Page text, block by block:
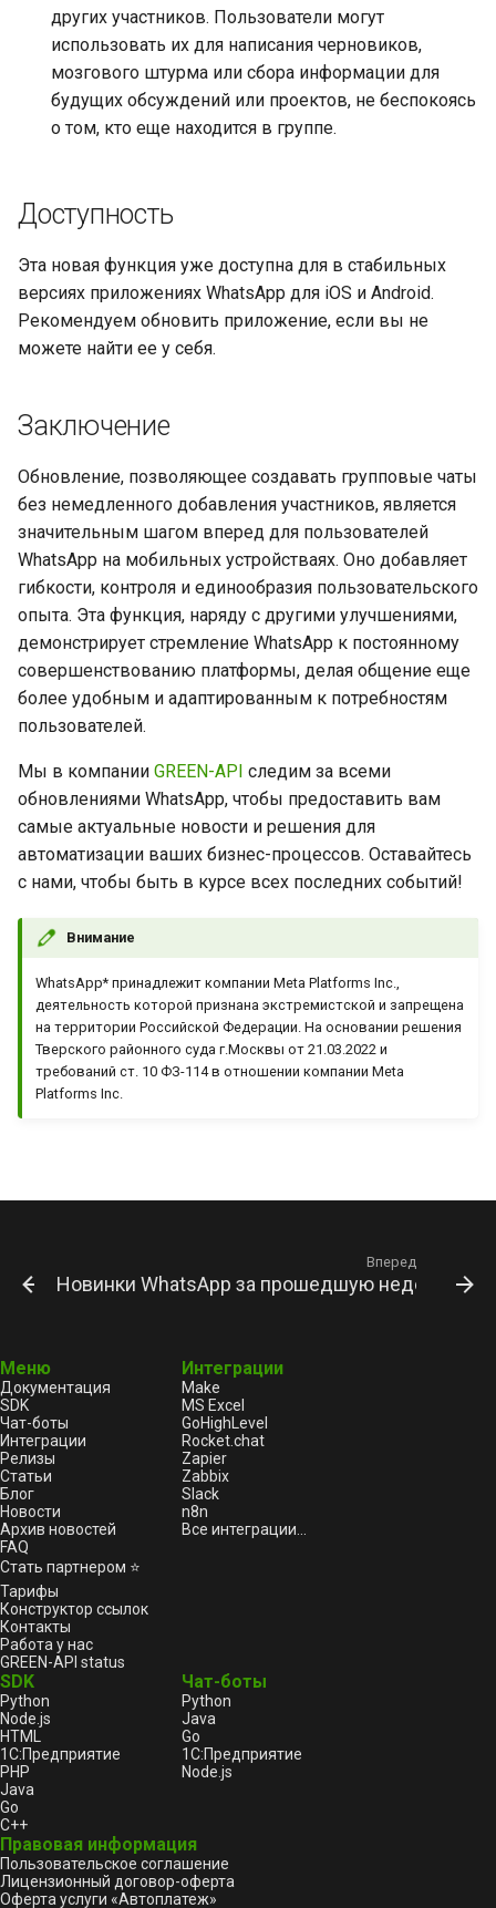
других участников. Пользователи могут
использовать их для написания черновиков,
мозгового штурма или сбора информации для
будущих обсуждений или проектов, не беспокоясь
о том, кто еще находится в группе.
Доступность
Эта новая функция уже доступна для в стабильных
версиях приложениях WhatsApp для iOS и Android.
Рекомендуем обновить приложение, если вы не
можете найти ее у себя.
Заключение
Обновление, позволяющее создавать групповые чаты
без немедленного добавления участников, является
значительным шагом вперед для пользователей
WhatsApp на мобильных устройстваях. Оно добавляет
гибкости, контроля и единообразия пользовательского
опыта. Эта функция, наряду с другими улучшениями,
демонстрирует стремление WhatsApp к постоянному
совершенствованию платформы, делая общение еще
более удобным и адаптированным к потребностям
пользователей.
Мы в компании GREEN-API следим за всеми
обновлениями WhatsApp, чтобы предоставить вам
самые актуальные новости и решения для
автоматизации ваших бизнес-процессов. Оставайтесь
с нами, чтобы быть в курсе всех последних событий!
Внимание
WhatsApp* принадлежит компании Meta Platforms Inc.,
деятельность которой признана экстремистской и запрещена
на территории Российской Федерации. На основании решения
Тверского районного суда г.Москвы от 21.03.2022 и
требований ст. 10 ФЗ-114 в отношении компании Meta
Platforms Inc.
Вперед
Новинки WhatsApp за прошедшую неделю (10
Меню
Документация
SDK
Чат-боты
Интеграции
Релизы
Статьи
Блог
Новости
Архив новостей
FAQ
Стать партнером ⭐
Тарифы
Конструктор ссылок
Контакты
Работа у нас
GREEN-API status
Интеграции
Make
MS Excel
GoHighLevel
Rocket.chat
Zapier
Zabbix
Slack
n8n
Все интеграции...
SDK
Python
Node.js
HTML
1С:Предприятие
PHP
Java
Go
C++
Чат-боты
Python
Java
Go
1С:Предприятие
Node.js
Правовая информация
Пользовательское соглашение
Лицензионный договор-оферта
Оферта услуги «Автоплатеж»